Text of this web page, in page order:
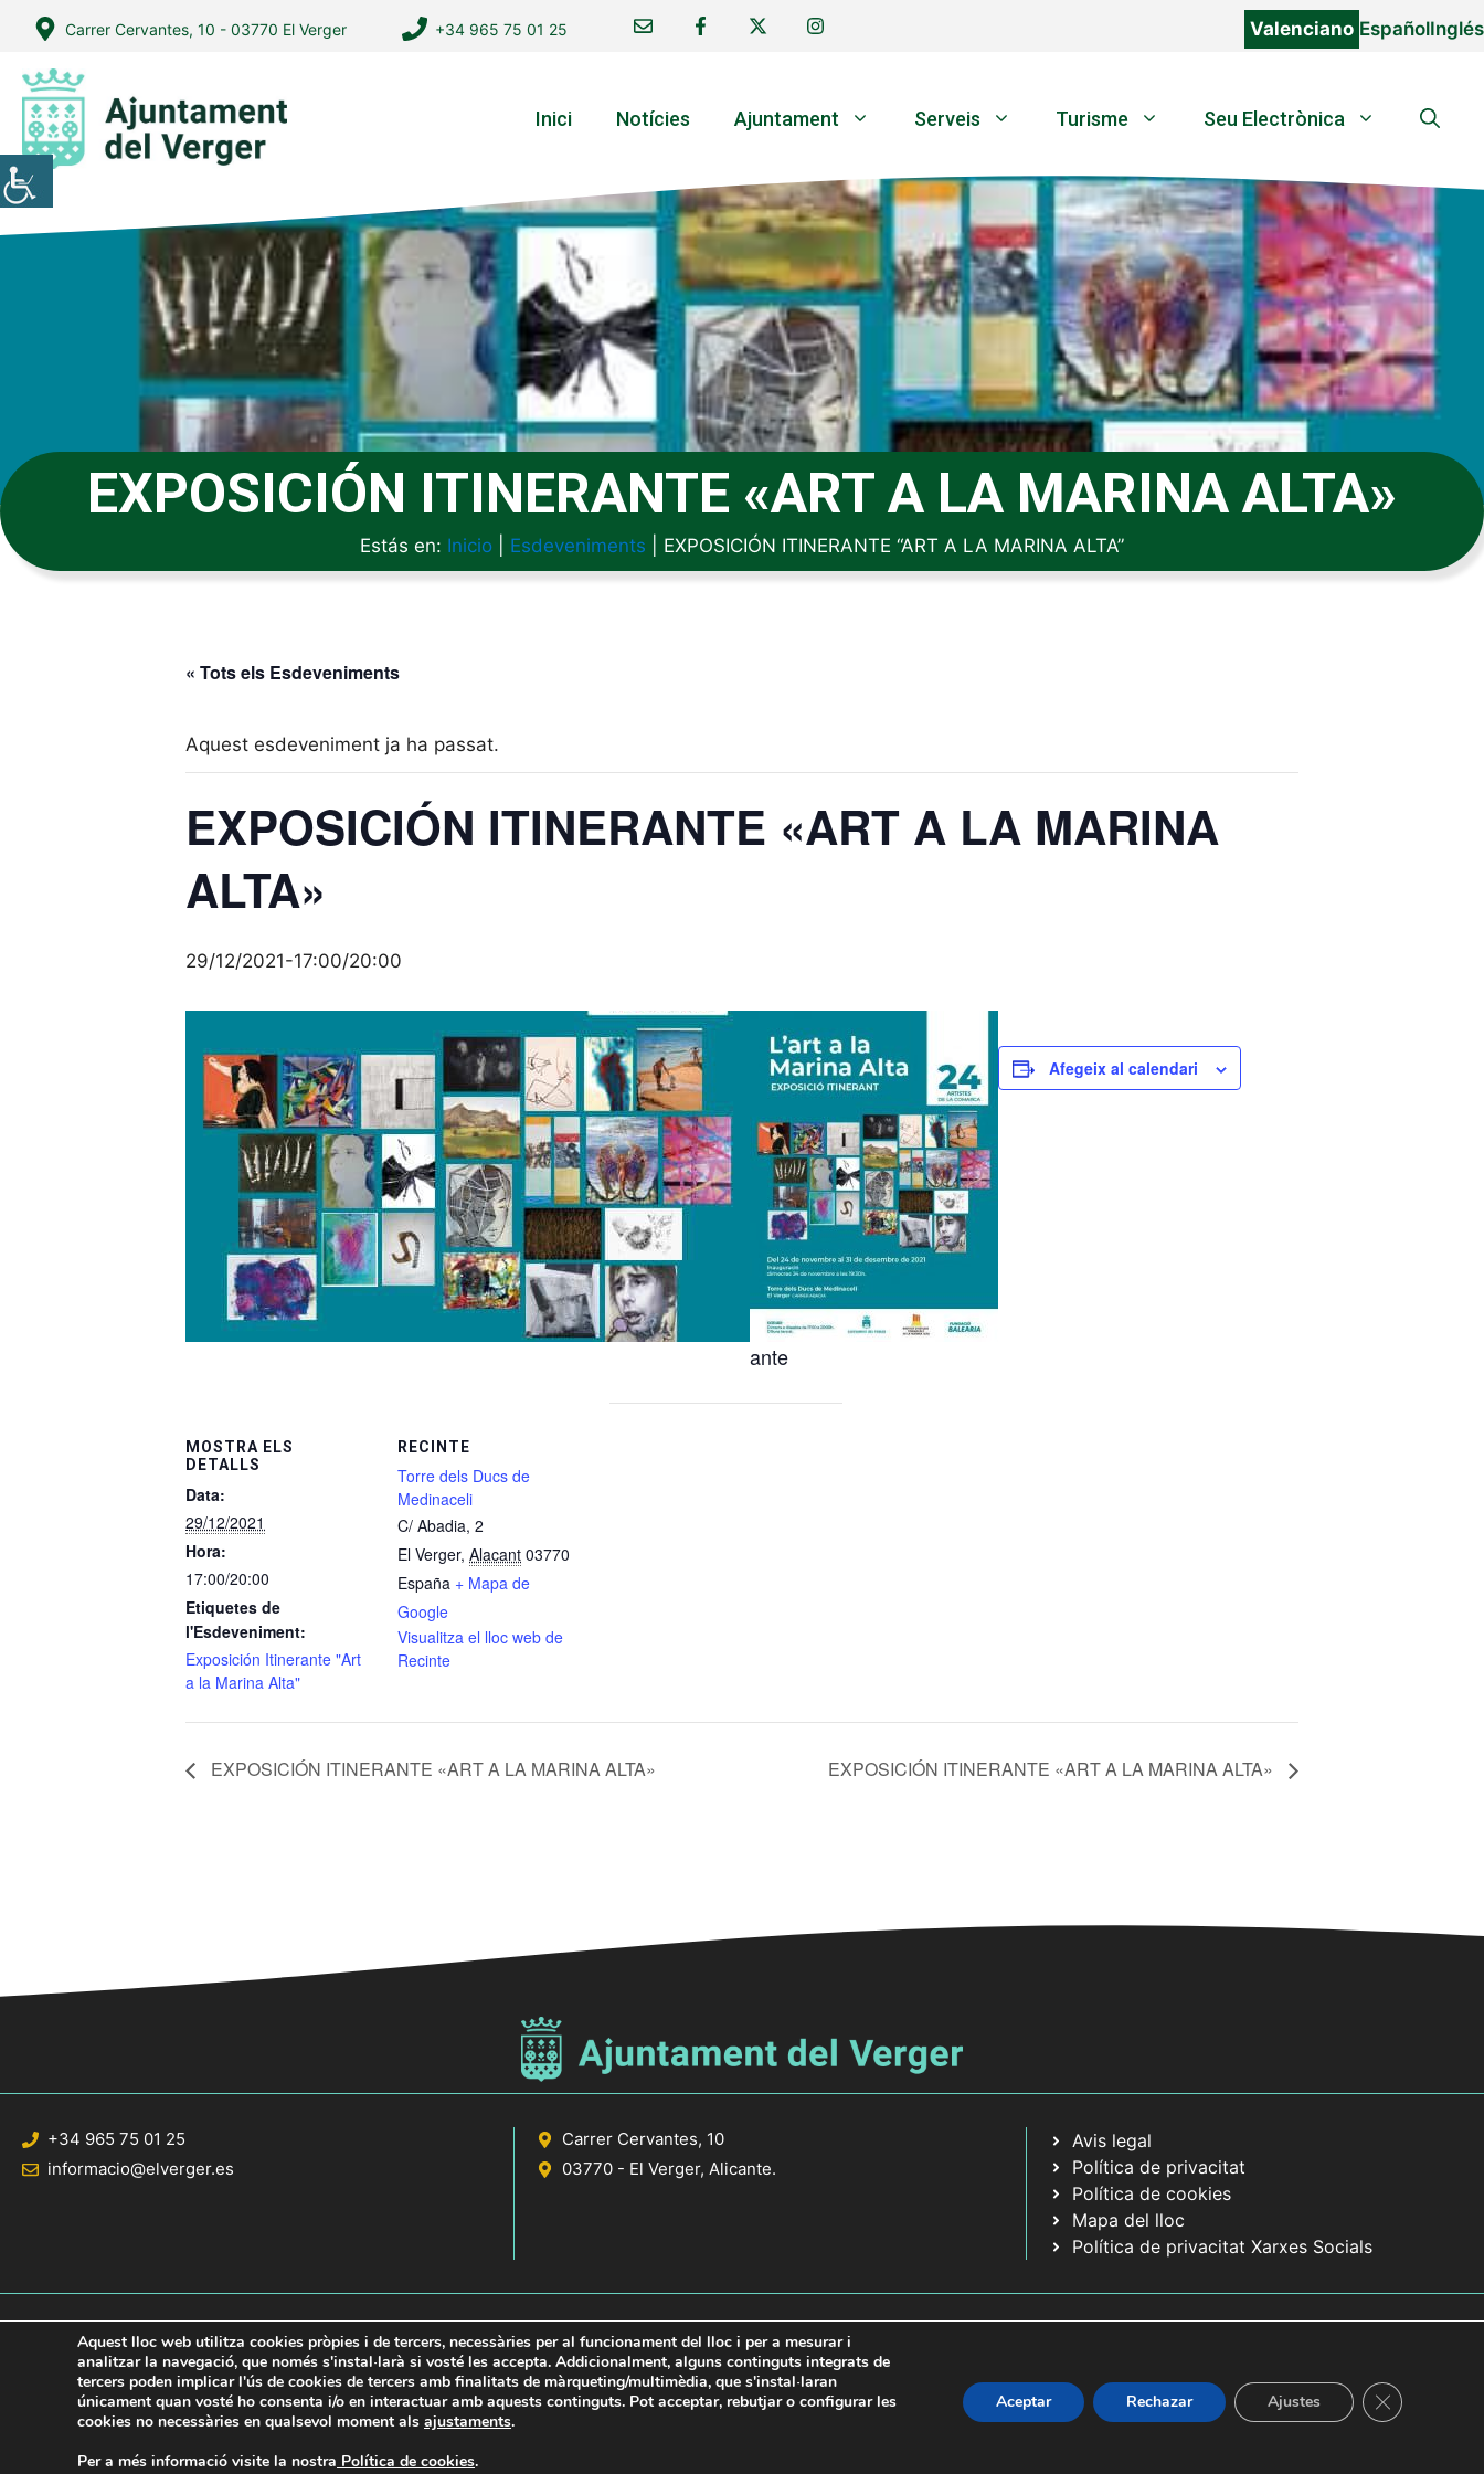
contingut
Carrer Cervantes, 10 - 03770 El Verger +34 965 75 01 25 Valenciano EspañolInglés
Inici Notícies Ajuntament Serveis Turisme Seu Electrònica
EXPOSICIÓN ITINERANTE «ART A LA MARINA ALTA»
Estás en: Inicio Esdeveniments EXPOSICIÓN ITINERANTE “ART A LA MARINA ALTA”
« Tots els Esdeveniments
Aquest esdeveniment ja ha passat.
EXPOSICIÓN ITINERANTE «ART A LA MARINA
ALTA»
29/12/2021-17:00/20:00
ante
Afegeix al calendari
MOSTRA ELS
DETALLS
Data:
29/12/2021
Hora:
17:00/20:00
Etiquetes de
l'Esdeveniment:
Exposición Itinerante "Art
a la Marina Alta"
RECINTE
Torre dels Ducs de
Medinaceli
C/ Abadia, 2
El Verger, Alacant 03770
España + Mapa de
Google
Visualitza el lloc web de
Recinte
EXPOSICIÓN ITINERANTE «ART A LA MARINA ALTA» EXPOSICIÓN ITINERANTE «ART A LA MARINA ALTA»
+34 965 75 01 25
informacio@elverger.es
Carrer Cervantes, 10
03770 - El Verger, Alicante.
Avis legal
Política de privacitat
Política de cookies
Mapa del lloc
Política de privacitat Xarxes Socials
© 2020 Web desarrollada por el Servicio de Informática de Diputación de Alicante
Aquest lloc web utilitza cookies pròpies i de tercers, necessàries per al funcionament del lloc i per a mesurar i
analitzar la navegació, que només s'instal·larà si vosté les accepta. Addicionalment, alguns continguts integrats de
tercers poden implicar l'ús de cookies de tercers amb finalitats de màrqueting/multimèdia, que s'instal·laran
únicament quan vosté ho consenta i/o en interactuar amb aquests continguts. Pot acceptar, rebutjar o configurar les
cookies no necessàries en qualsevol moment als ajustaments.
Per a més informació visite la nostra Política de cookies.
Aceptar Rechazar Ajustes Tanca el